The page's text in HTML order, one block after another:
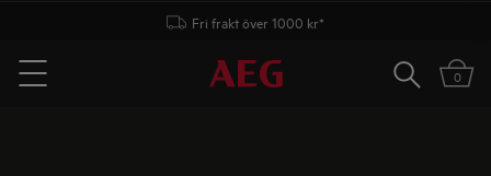
Fri frakt över 1000 kr*
Menu
Sök 0